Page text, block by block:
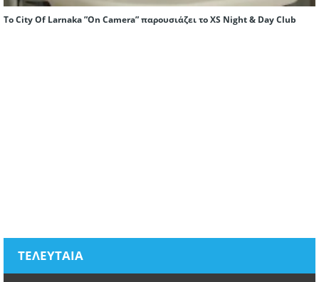
To City Of Larnaka ”On Camera” παρουσιάζει το XS Night & Day Club
ΤΕΛΕΥΤΑΙΑ